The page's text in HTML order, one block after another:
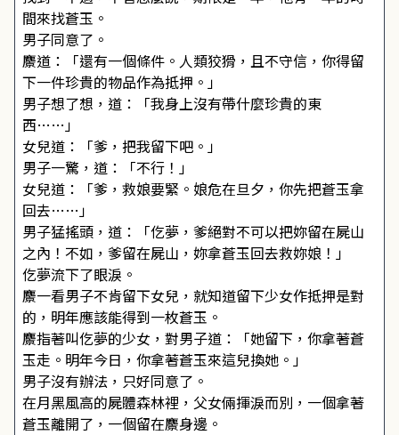
間來找蒼玉。
男子同意了。
麖道：「還有一個條件。人類狡猾，且不守信，你得留
下一件珍貴的物品作為抵押。」
男子想了想，道：「我身上沒有帶什麼珍貴的東
西……」
女兒道：「爹，把我留下吧。」
男子一驚，道：「不行！」
女兒道：「爹，救娘要緊。娘危在旦夕，你先把蒼玉拿
回去……」
男子猛搖頭，道：「仡夢，爹絕對不可以把妳留在屍山
之內！不如，爹留在屍山，妳拿蒼玉回去救妳娘！」
仡夢流下了眼淚。
麖一看男子不肯留下女兒，就知道留下少女作抵押是對
的，明年應該能得到一枚蒼玉。
麖指著叫仡夢的少女，對男子道：「她留下，你拿著蒼
玉走。明年今日，你拿著蒼玉來這兒換她。」
男子沒有辦法，只好同意了。
在月黑風高的屍體森林裡，父女倆揮淚而別，一個拿著
蒼玉離開了，一個留在麖身邊。